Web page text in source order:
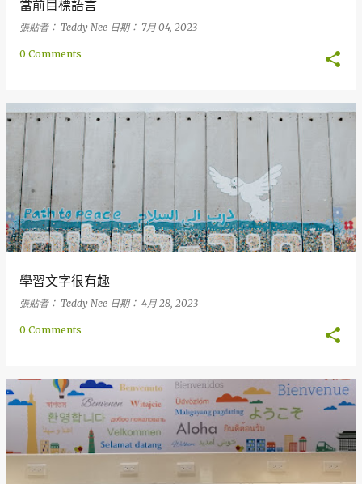
當前目標語言
張貼者： Teddy Nee 日期： 7月 04, 2023
0 Comments
學習文字很有趣
張貼者： Teddy Nee 日期： 4月 28, 2023
0 Comments